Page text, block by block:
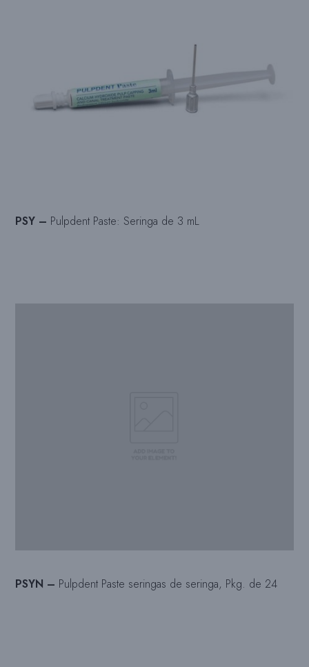
PSY – Pulpdent Paste: Seringa de 3 mL
PSYN – Pulpdent Paste seringas de seringa, Pkg. de 24